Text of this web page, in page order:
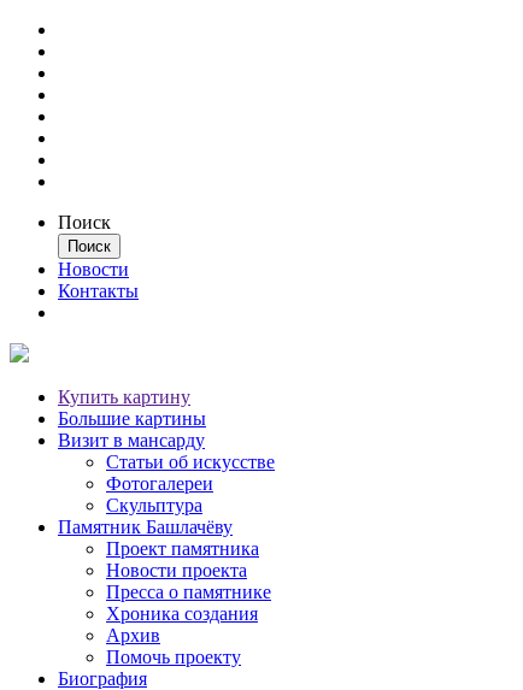
Поиск
Новости
Контакты
Купить картину
Большие картины
Визит в мансарду
Статьи об искусстве
Фотогалереи
Скульптура
Памятник Башлачёву
Проект памятника
Новости проекта
Пресса о памятнике
Хроника создания
Архив
Помочь проекту
Биография